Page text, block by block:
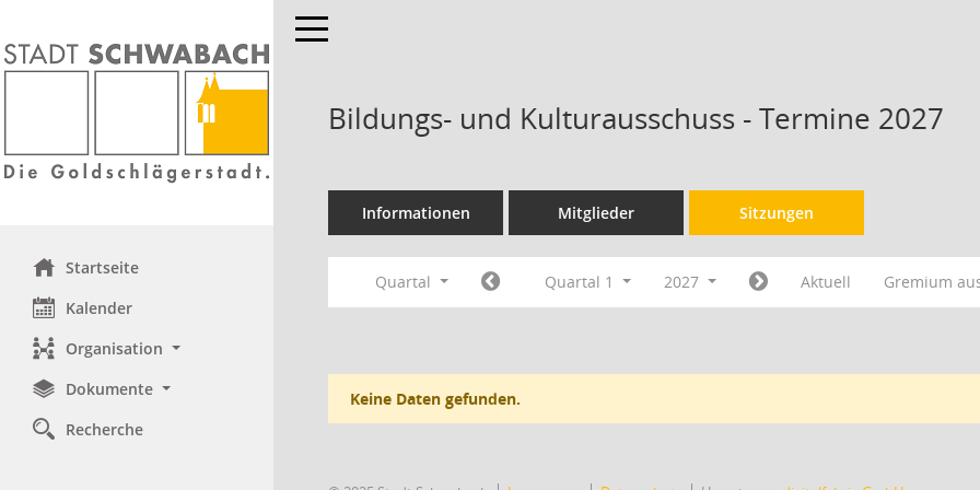
Startseite
Kalender
Organisation
Dokumente
Recherche
Toggle navigation
Bildungs- und Kulturausschuss - Termine 2027
Informationen Mitglieder Sitzungen
Quartal Quartal 1 2027 Aktuell Gremium
Keine Daten gefunden.